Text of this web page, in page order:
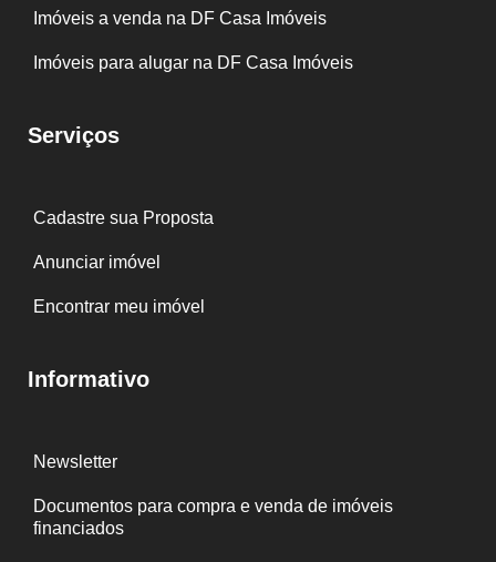
Imóveis a venda na DF Casa Imóveis
Imóveis para alugar na DF Casa Imóveis
Serviços
Cadastre sua Proposta
Anunciar imóvel
Encontrar meu imóvel
Informativo
Newsletter
Documentos para compra e venda de imóveis
financiados